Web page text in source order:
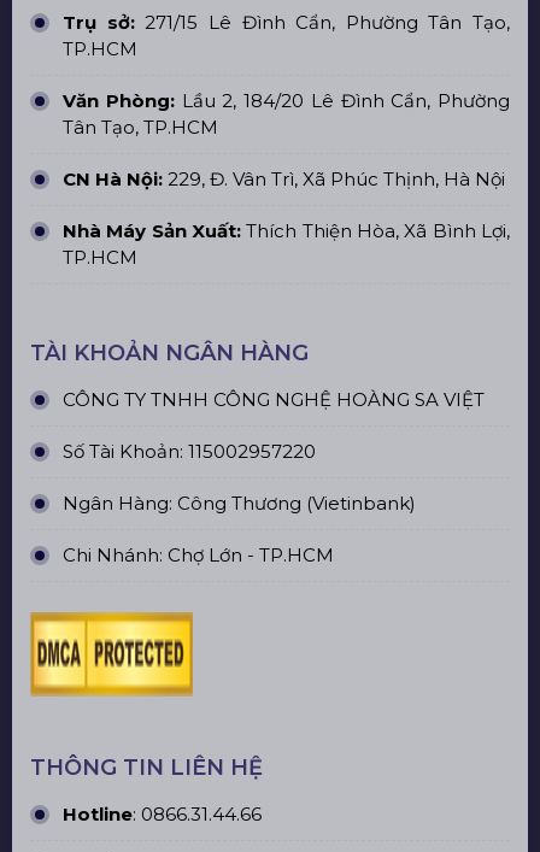
Trụ sở:271/15 Lê Đình Cẩn, Phường Tân Tạo,
TP.HCM
Văn Phòng:Lầu 2, 184/20 Lê Đình Cẩn, Phường
Tân Tạo, TP.HCM
CN Hà Nội: 229, Đ. Vân Trì, Xã Phúc Thịnh, Hà Nội
Nhà Máy Sản Xuất: Thích Thiện Hòa, Xã Bình Lợi,
TP.HCM
TÀI KHOẢN NGÂN HÀNG
CÔNG TY TNHH CÔNG NGHỆ HOÀNG SA VIỆT
Số Tài Khoản: 115002957220
Ngân Hàng: Công Thương (Vietinbank)
Chi Nhánh: Chợ Lớn - TP.HCM
THÔNG TIN LIÊN HỆ
Hotline: 0866.31.44.66